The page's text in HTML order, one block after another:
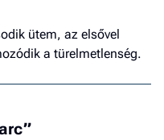
ütem, az elsővel
a türelmetlenség.